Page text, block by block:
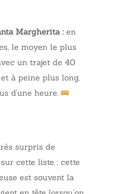
Margherita : en
le moyen le plus
un trajet de 40
à peine plus long,
d’une heure. 🚌
surpris de
cette liste ; cette
est souvent la